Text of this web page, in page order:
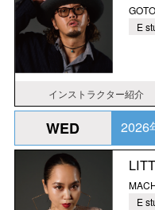
GOTO
E
インストラクター紹介
WED 2026
E